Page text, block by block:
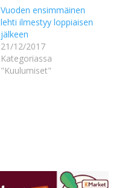
Vuoden ensimmäinen
lehti ilmestyy loppiaisen
jälkeen
21/12/2017
Kategoriassa
"Kuulumiset"